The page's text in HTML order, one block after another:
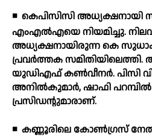
◾ കെപിസിസി
എംഎല്‍എയെ നിയമിച്ചു.
അധ്യക്ഷനായിരുന്ന കെ
പ്രവര്‍ത്തക
യുഡിഎഫ് കണ്‍വീനര്‍. പിസി
അനില്‍കുമാര്‍, ഷാഫി പറമ്പില്‍
പ്രസിഡന്റുമാരാണ്.
◾ കണ്ണൂരിലെ കോണ്‍ഗ്രസ്